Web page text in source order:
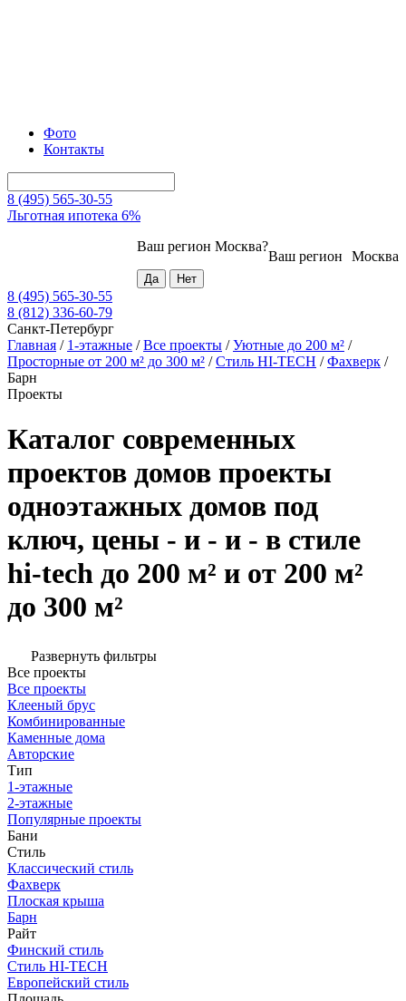
Фото
Контакты
8 (495) 565-30-55
Льготная ипотека 6%
Москва
Ваш регион
Ваш регион Москва?
8 (495) 565-30-55
8 (812) 336-60-79
Санкт-Петербург
Главная / 1-этажные /Все проекты /Уютные до 200 м² /
Просторные от 200 м² до 300 м² /Стиль HI-TECH /Фахверк /
Барн
Проекты
Каталог современных
проектов домов проекты
одноэтажных домов под
ключ, цены - и - и - в стиле
hi-tech до 200 м² и от 200 м²
до 300 м²
Развернуть фильтры
Все проекты
Все проекты
Клееный брус
Комбинированные
Каменные дома
Авторские
Тип
1-этажные
2-этажные
Популярные проекты
Бани
Стиль
Классический стиль
Фахверк
Плоская крыша
Барн
Райт
Финский стиль
Стиль HI-TECH
Европейский стиль